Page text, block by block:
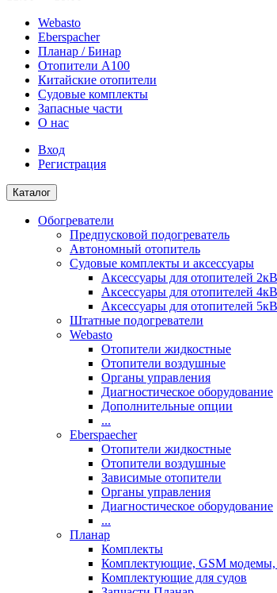
Webasto
Eberspacher
Планар / Бинар
Отопители А100
Китайские отопители
Судовые комплекты
Запасные части
О нас
Вход
Регистрация
Каталог
Обогреватели
Предпусковой подогреватель
Автономный отопитель
Судовые комплекты и аксессуары
Аксессуары для отопителей
Аксессуары для отопителей
Аксессуары для отопителей
Штатные подогреватели
Webasto
Отопители жидкостные
Отопители воздушные
Органы управления
Диагностическое оборудование
Дополнительные опции
...
Eberspaecher
Отопители жидкостные
Отопители воздушные
Зависимые отопители
Органы управления
Диагностическое оборудование
...
Планар
Комплекты
Комплектующие, GSM модемы,
Комплектующие для судов